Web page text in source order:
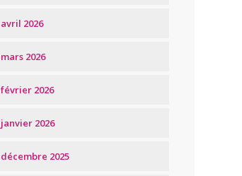
avril 2026
mars 2026
février 2026
janvier 2026
décembre 2025